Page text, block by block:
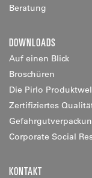
Beratung
DOWNLOADS
Auf einen Blick
Broschüren
Die Pirlo
Zertifiziertes
Corporate Social
KONTAKT